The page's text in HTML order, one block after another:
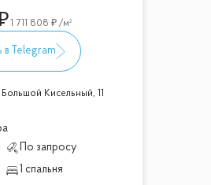
1 711 808 /м²
Кисельный, 11
По запросу
1 спальня